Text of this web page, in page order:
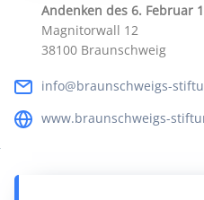
Andenken des 6. Februar
Magnitorwall 12
38100 Braunschweig
info@braunschweigs-
www.braunschweigs-